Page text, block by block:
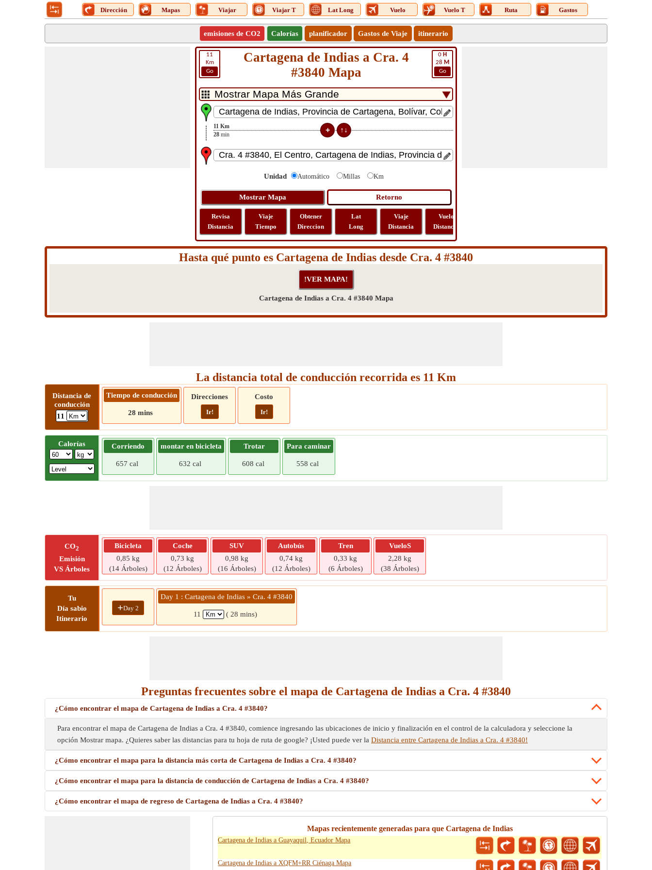
Dirección Mapas Viajar Viajar T Lat Long Vuelo Vuelo T Ruta Gastos
emisiones de CO2 Calorías planificador Gastos de Viaje itinerario
11
Km
Go
0 H
28 M
Go
Cartagena de Indias a Cra. 4
#3840 Mapa
11 Km
28 min
Unidad Automático Millas Km
Revisa
Distancia
Viaje
Tiempo
Obtener
Direccion
Lat
Long
Viaje
Distancia
Vuelo
Distancia
Hasta qué punto es Cartagena de Indias desde Cra. 4 #3840
Cartagena de Indias a Cra. 4 #3840 Mapa
La distancia total de conducción recorrida es 11 Km
Distancia de
conducción
11
Tiempo de conducción
28 mins
Direcciones
Ir!
Costo
Ir!
Calorías Corriendo
657 cal
montar en bicicleta
632 cal
Trotar
608 cal
Para caminar
558 cal
CO2
Emisión
VS Árboles
Bicicleta
0,85 kg
(14 Árboles)
Coche
0,73 kg
(12 Árboles)
SUV
0,98 kg
(16 Árboles)
Autobús
0,74 kg
(12 Árboles)
Tren
0,33 kg
(6 Árboles)
VueloS
2,28 kg
(38 Árboles)
Tu
Día sabio
Itinerario
+Day 2
Day 1 : Cartagena de Indias » Cra. 4 #3840
11 ( 28 mins)
Preguntas frecuentes sobre el mapa de Cartagena de Indias a Cra. 4 #3840
¿Cómo encontrar el mapa de Cartagena de Indias a Cra. 4 #3840?
Para encontrar el mapa de Cartagena de Indias a Cra. 4 #3840, comience ingresando las ubicaciones de inicio y finalización en el control de la calculadora y seleccione la
opción Mostrar mapa. ¿Quieres saber las distancias para tu hoja de ruta de google? ¡Usted puede ver la Distancia entre Cartagena de Indias a Cra. 4 #3840!
¿Cómo encontrar el mapa para la distancia más corta de Cartagena de Indias a Cra. 4 #3840?
¿Cómo encontrar el mapa para la distancia de conducción de Cartagena de Indias a Cra. 4 #3840?
¿Cómo encontrar el mapa de regreso de Cartagena de Indias a Cra. 4 #3840?
Mapas recientemente generadas para que Cartagena de Indias
Cartagena de Indias a Guayaquil, Ecuador Mapa
Cartagena de Indias a XQFM+RR Ciénaga Mapa